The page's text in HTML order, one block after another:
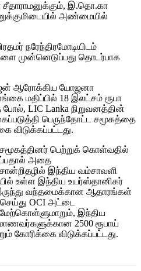
சீதாராமனுக்கும், இ.தொ.கா
அண்மையில்
நரேந்திரமோடியிடம்
முன்னெடுப்பது தொடர்பாக
ஜன் ஆரோக்கிய யோஜனா
மதிப்பில் 18 இலட்சம் ரூபா
LIC Lanka நிறுவனத்தின்
பெருந்தோட்ட சமூகத்தை
விடுக்கப்பட்டது.
பெற்றுக் கொள்வதில்
அதை
சான்றிதழில் இந்திய வம்சாவளி
உள்ள இந்திய உயர்ஸ்தானிகர்
வந்தமைக்கான ஆதாரங்கள்
OCI அட்டை
இந்திய
2500 ரூபாய்
கோரிக்கை விடுக்கப்பட்டது.